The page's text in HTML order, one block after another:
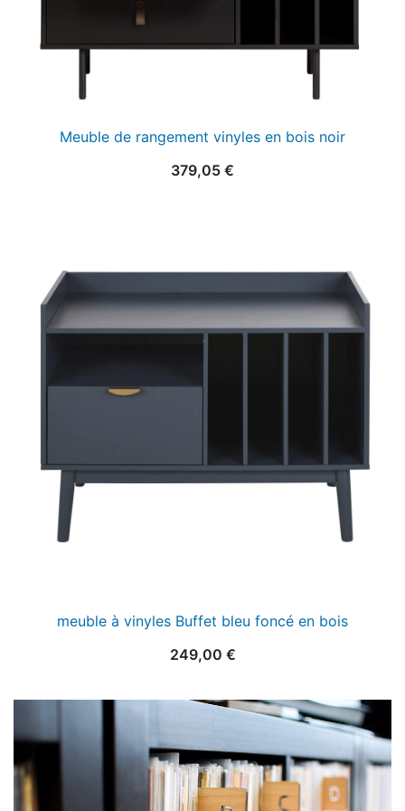
Meuble de rangement vinyles en bois noir
379,05 €
meuble à vinyles Buffet bleu foncé en bois
249,00 €